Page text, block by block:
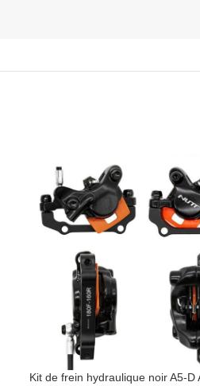
Kit de frein hydraulique noir A5-D